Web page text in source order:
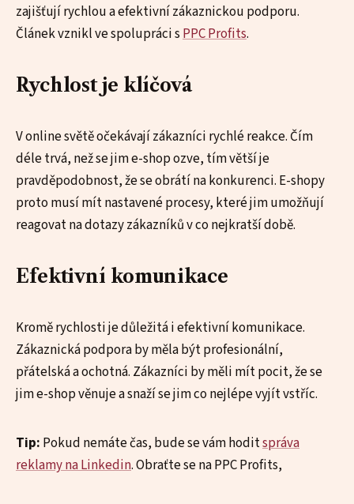
zajišťují rychlou a efektivní zákaznickou podporu.
Článek vznikl ve spolupráci s PPC Profits.
Rychlost je klíčová
V online světě očekávají zákazníci rychlé reakce. Čím
déle trvá, než se jim e-shop ozve, tím větší je
pravděpodobnost, že se obrátí na konkurenci. E-shopy
proto musí mít nastavené procesy, které jim umožňují
reagovat na dotazy zákazníků v co nejkratší době.
Efektivní komunikace
Kromě rychlosti je důležitá i efektivní komunikace.
Zákaznická podpora by měla být profesionální,
přátelská a ochotná. Zákazníci by měli mít pocit, že se
jim e-shop věnuje a snaží se jim co nejlépe vyjít vstříc.
Tip: Pokud nemáte čas, bude se vám hoditspráva
reklamy na Linkedin. Obraťte se na PPC Profits,